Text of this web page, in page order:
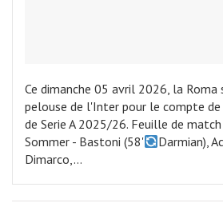
Ce dimanche 05 avril 2026, la
pelouse de l'Inter pour le compte
de Serie A 2025/26. Feuille de
Sommer - Bastoni (58'
Darmian),
Dimarco,…